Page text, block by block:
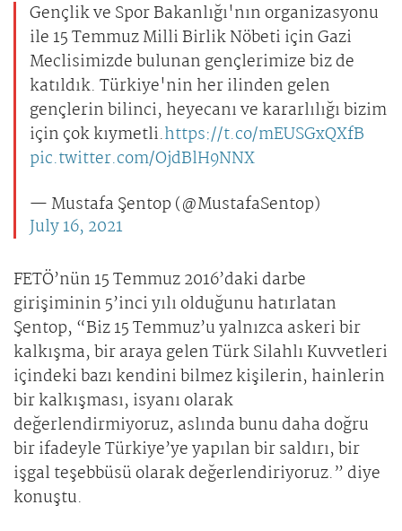
Gençlik ve Spor Bakanlığı'nın organizasyonu
ile 15 Temmuz Milli Birlik Nöbeti için Gazi
Meclisimizde bulunan gençlerimize biz de
katıldık. Türkiye'nin her ilinden gelen
gençlerin bilinci, heyecanı ve kararlılığı bizim
için çok kıymetli.https://t.co/mEUSGxQXfB
pic.twitter.com/OjdBlH9NNX
— Mustafa Şentop (@MustafaSentop)
July 16, 2021
FETÖ’nün 15 Temmuz 2016’daki darbe
girişiminin 5’inci yılı olduğunu hatırlatan
Şentop, “Biz 15 Temmuz’u yalnızca askeri bir
kalkışma, bir araya gelen Türk Silahlı Kuvvetleri
içindeki bazı kendini bilmez kişilerin, hainlerin
bir kalkışması, isyanı olarak
değerlendirmiyoruz, aslında bunu daha doğru
bir ifadeyle Türkiye’ye yapılan bir saldırı, bir
işgal teşebbüsü olarak değerlendiriyoruz.” diye
konuştu.